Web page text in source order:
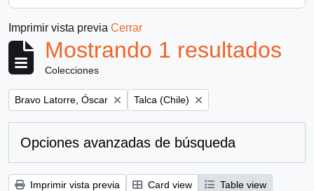
Imprimir vista previa Cerrar
Mostrando 1 resultados
Colecciones
Remove filter:
Bravo Latorre, Óscar Remove filter:
Talca (Chile)
Opciones avanzadas de búsqueda
Imprimir vista previa Card view
Table view